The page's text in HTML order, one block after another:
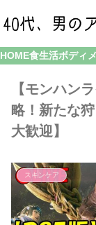
HOME食生活ボディ
【モンハン
略！新たな
大歓迎】
スキンケア